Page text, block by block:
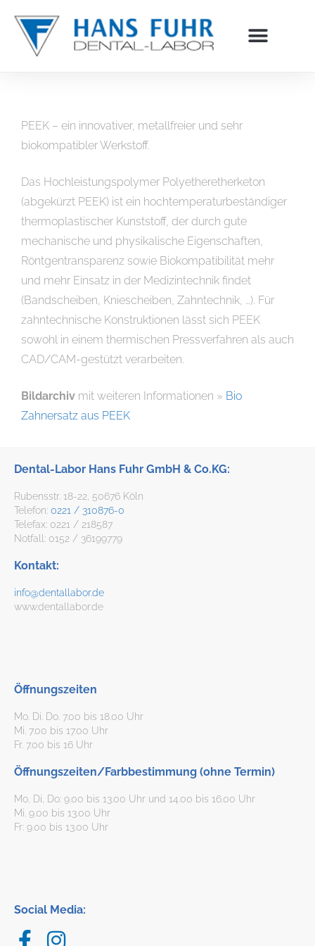
springen
PEEK – ein innovativer, metallfreier und sehr
biokompatibler Werkstoff.
Das Hochleistungspolymer Polyetheretherketon
(abgekürzt PEEK) ist ein hochtemperaturbeständiger
thermoplastischer Kunststoff, der durch gute
mechanische und physikalische Eigenschaften,
Röntgentransparenz sowie Biokompatibilität mehr
und mehr Einsatz in der Medizintechnik findet
(Bandscheiben, Kniescheiben, Zahntechnik, …). Für
zahntechnische Konstruktionen lässt sich PEEK
sowohl in einem thermischen Pressverfahren als auch
CAD/CAM-gestützt verarbeiten.
Bildarchiv mit weiteren Informationen » Bio
Zahnersatz aus PEEK
Dental-Labor Hans Fuhr GmbH & Co.KG:
Rubensstr. 18-22, 50676 Köln
Telefon: 0221 / 310876-0
Telefax: 0221 / 218587
Notfall: 0152 / 36199779
Kontakt:
info@dentallabor.de
www.dentallabor.de
Öffnungszeiten
Mo. Di. Do. 7.00 bis 18.00 Uhr
Mi. 7.00 bis 17.00 Uhr
Fr. 7.00 bis 16 Uhr
Öffnungszeiten/Farbbestimmung (ohne Termin)
Mo, Di, Do: 9.00 bis 13.00 Uhr und 14.00 bis 16.00 Uhr
Mi. 9.00 bis 13.00 Uhr
Fr: 9.00 bis 13.00 Uhr
Social Media: